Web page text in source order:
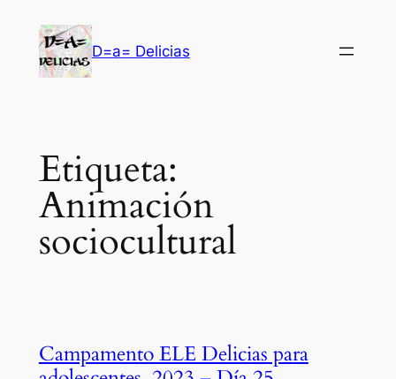
contenido
D=a= Delicias
Etiqueta:
Animación
sociocultural
Campamento ELE Delicias para